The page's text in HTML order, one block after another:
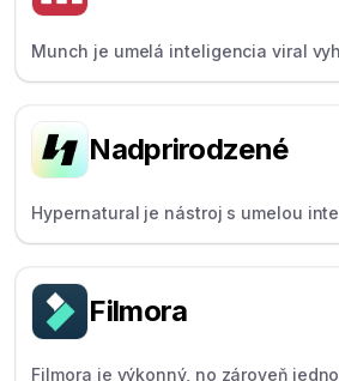
Munch je umelá inteligencia viral
ktorý generuje klipy s umelou
médií.
Nadprirodzené
Hypernatural je nástroj s umelou
vytvára animované videá pomocou
pedagógov.Filmora
Filmora je výkonný, no zároveň